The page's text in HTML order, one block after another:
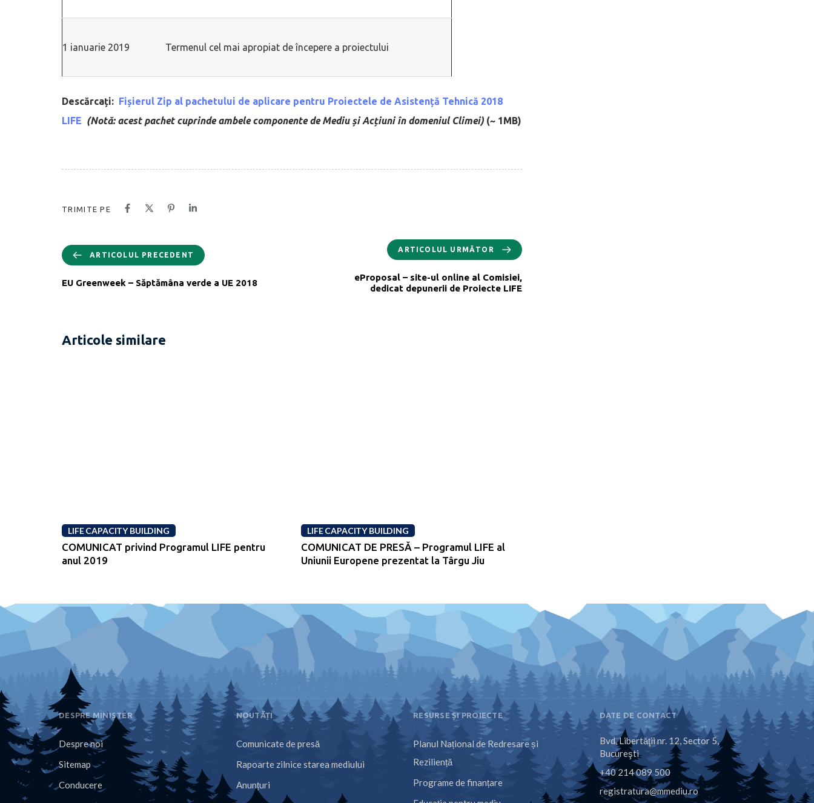
1 ianuarie 2019 Termenul cel mai apropiat de începere a proiectului
Descărcați: Fișierul Zip al pachetului de aplicare pentru Proiectele de Asistență Tehnică 2018
LIFE (Notă: acest pachet cuprinde ambele componente de Mediu și Acțiuni în domeniul Climei) (~ 1MB)
TRIMITE PE
ARTICOLUL PRECEDENT
EU Greenweek – Săptămâna verde a UE 2018
ARTICOLUL URMĂTOR
eProposal – site-ul online al Comisiei,
dedicat depunerii de Proiecte LIFE
Articole similare
LIFE CAPACITY BUILDING
COMUNICAT privind Programul LIFE pentru
anul 2019
LIFE CAPACITY BUILDING
COMUNICAT DE PRESĂ – Programul LIFE al
Uniunii Europene prezentat la Târgu Jiu
DESPRE MINISTER
Despre noi
Sitemap
Conducere
NOUTĂȚI
Comunicate de presă
Rapoarte zilnice starea mediului
Anunțuri
RESURSE ȘI PROIECTE
Planul Național de Redresare și
Reziliență
Programe de finanțare
DATE DE CONTACT
Bvd. Libertăţii nr. 12, Sector 5,
Bucureşti
+40 214 089 500
registratura@mmediu.ro